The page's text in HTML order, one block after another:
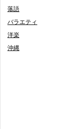
落語
バラエティ
洋楽
沖縄